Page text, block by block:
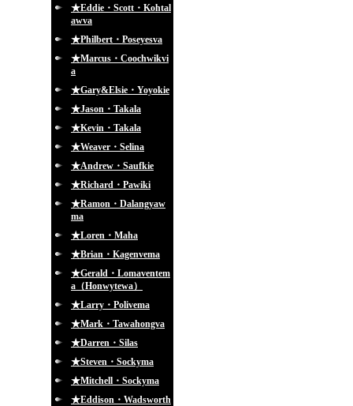
★Eddie・Scott・Kohtal
awva
★Philbert・Poseyesva
★Marcus・Coochwikvi
a
★Gary&Elsie・Yoyokie
★Jason・Takala
★Kevin・Takala
★Weaver・Selina
★Andrew・Saufkie
★Richard・Pawiki
★Ramon・Dalangyaw
ma
★Loren・Maha
★Brian・Kagenvema
★Gerald・Lomaventem
a（Honwytewa）
★Larry・Polivema
★Mark・Tawahongva
★Darren・Silas
★Steven・Sockyma
★Mitchell・Sockyma
★Eddison・Wadsworth